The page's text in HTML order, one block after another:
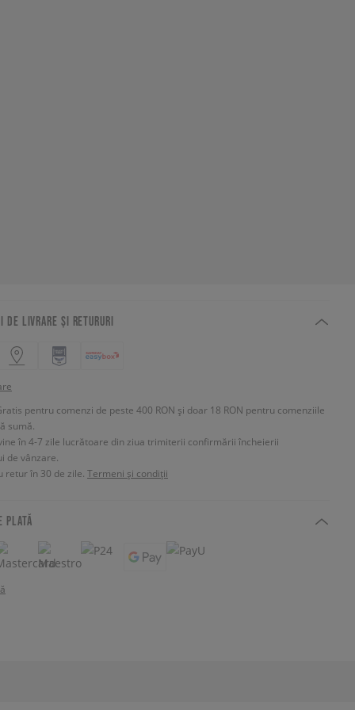
DE LIVRARE ȘI RETURURI
pentru comenzi de peste 400 RON și doar 18 RON pentru comenziile
sumă.
în 4-7 zile lucrătoare din ziua trimiterii confirmării încheierii
de vânzare.
retur în 30 de zile. Termeni și condiții
PLATĂ